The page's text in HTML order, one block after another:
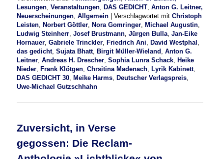
Lesungen,Veranstaltungen, DAS GEDICHT,Anton G. Leitner,
Neuerscheinungen,Allgemein |Verschlagwortet mit Christoph
Leisten, Norbert Göttler, Nora Gomringer, Michael Augustin,
Ludwig Steinherr,Josef Brustmann,Jürgen Bulla,Jan-Eike
Hornauer,Gabriele Trinckler, Friedrich Ani, David Westphal ,
das gedicht,Sujata Bhatt, Birgit Müller-Wieland ,Anton G.
Leitner,Andreas H. Drescher,Sophia Lunra Schack, Heike
Nieder, Frank Klötgen,Chrsitina Madenach, Lyrik Kabinett,
DAS GEDICHT 30, Meike Harms, Deutscher Verlagspreis,
Uwe-Michael Gutzschhahn
Zuversicht, in Verse
gegossen: Die Reclam-